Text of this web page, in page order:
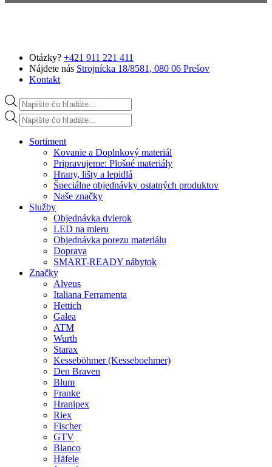
Otázky? +421 911 221 411
Nájdete nás Strojnícka 18/8581, 080 06 Prešov
Kontakt
Products search
Products search
Sortiment
Kovanie a Doplnkový materiál
Pripravujeme: Plošné materiály
Hrany, lišty a lepidlá
Špeciálne objednávky ostatných produktov
Naše značky
Služby
Objednávka dvierok
LED na mieru
Objednávka porezu materiálu
Doprava
SMART-READY nábytok
Značky
Alveus
Italiana Ferramenta
Hettich
Galea
ATM
Wurth
Starax
Kesseböhmer (Kesseboehmer)
Den Braven
Blum
Franke
Hranipex
Riex
Fischer
GTV
Blanco
Häfele